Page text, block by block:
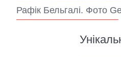
Рафік Бельгалі. Фото